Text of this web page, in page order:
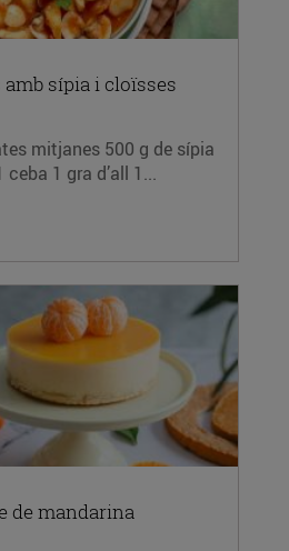
sípia i cloïsses
mitjanes 500 g de sípia
1 gra d’all 1...
de mandarina